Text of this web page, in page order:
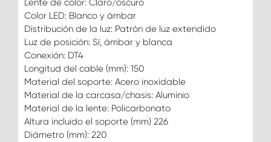
Lente de color: Claro/oscuro
Color LED: Blanco y ámbar
Distribución de la luz: Patrón de luz extendido
Luz de posición: Sí, ámbar y blanca
Conexión: DT4
Longitud del cable (mm): 150
Material del soporte: Acero inoxidable
Material de la carcasa/chasis: Aluminio
Material de la lente: Policarbonato
Altura incluido el soporte (mm) 226
Diámetro (mm): 220